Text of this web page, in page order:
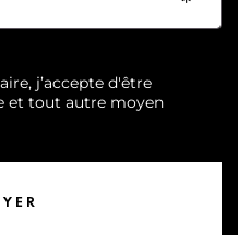
j’accepte d'être
et tout autre moyen